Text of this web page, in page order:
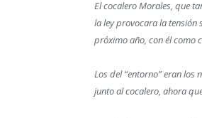
El cocalero Morales, que
la ley provocara la tensión
próximo año, con él como
Los del “entorno” eran
junto al cocalero, ahora